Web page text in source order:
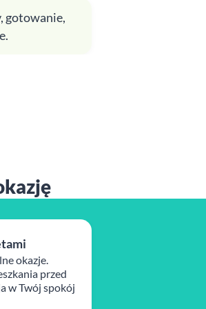
gotowanie,
okazje.
przed
w Twój spokój